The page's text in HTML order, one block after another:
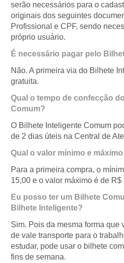
serão necessários para o
originais dos seguintes
Profissional e CPF, sendo
próprio usuário.
É necessário pagar pelo
Não. A primeira via do Bilhete
gratuita.
Qual o tempo de confecção
Comum?
O Bilhete Inteligente Comum
de 2 dias úteis na Central de
Qual o valor mínimo e
Para a primeira compra, o
15,00 e o valor máximo é de R$
Eu posso ter um Bilhete
Bilhete Inteligente?
Sim. Pois da mesma forma que
de vale transporte para o
estudar, pode usar o bilhete
fins de semana.